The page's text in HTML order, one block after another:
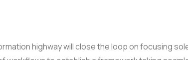
highway will close the loop on focusing